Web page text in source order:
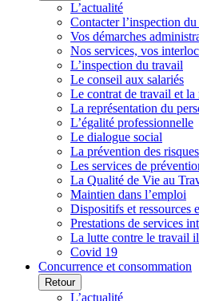
L’actualité
Contacter l’inspection
Vos démarches
Nos services, vos
L’inspection du travail
Le conseil aux salariés
Le contrat de travail et la
La représentation du
L’égalité professionnelle
Le dialogue social
La prévention des risques
Les services de
La Qualité de Vie au
Maintien dans l’emploi
Dispositifs et ressources
Prestations de services
La lutte contre le travail
Covid 19
Concurrence et consommation
Retour
L’actualité